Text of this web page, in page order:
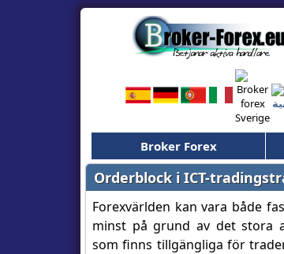
Broker Forex
Orderblock i ICT-
Forexvärlden kan vara både
minst på grund av det stora
som finns tillgängliga för